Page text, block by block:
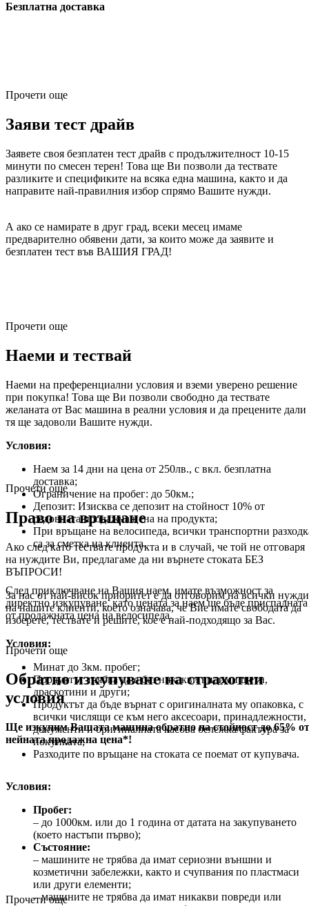
Безплатна доставка
Прочети още
Заяви тест драйв
Заявете своя безплатен тест драйв с продължителност 10-15
минути по смесен терен! Това ще Ви позволи да тествате
разликите и спецификите на всяка една машина, както и да
направите най-правилния избор спрямо Вашите нужди.
А ако се намирате в друг град, всеки месец имаме
предварително обявени дати, за които може да заявите и
безплатен тест във ВАШИЯ ГРАД!
Прочети още
Наеми и тествай
Наеми на преференциални условия и вземи уверено решение
при покупка! Това ще Ви позволи свободно да тествате
желаната от Вас машина в реални условия и да прецените дали
тя ще задоволи Вашите нужди.
Условия:
Наем за 14 дни на цена от 250лв., с вкл. безплатна
доставка;
Ограничение на пробег: до 50км.;
Депозит: Изисква се депозит на стойност 10% от
редовната продажна цена на продукта;
При връщане на велосипеда, всички транспортни
са за сметка на клиента.
След приключване на Вашия наем, имате възможност за
директно изкупуване, като цената за наем ще бъде приспадната
от продажната цена на велосипеда.
Прочети още
Право на връщане
Ако след като тествате продукта и в случай, че той не отговаря
на нуждите Ви, предлагаме да ни върнете стоката БЕЗ
ВЪПРОСИ!
За нас от най-висок приоритет е да отговорим на всички нужди
на нашите клиенти, което означава, че Вие имате свободата да
изберете, тествате и решите, кое е най-подходящо за Вас.
Условия:
Минат до 3км. пробег;
Продуктът трябва да е без никакви видими щети,
драскотини и други;
Продуктът да бъде върнат с оригиналната му опаковка, с
всички числящи се към него аксесоари, принадлежности,
документи и оригиналната касова бележка/фактура за
покупката;
Разходите по връщане на стоката се поемат от купувача.
Прочети още
Обратно изкупуване на страхотни
условия
Ще изкупим Вашата машина обратно на стойност до 65% от
нейната продажна цена*!
Условия:
Пробег:
– до 1000км. или до 1 година от датата на закупуването
(което настъпи първо);
Състояние:
– машините не трябва да имат сериозни външни и
козметични забележки, както и счупвания по пластмаси
или други елементи;
– машините не трябва да имат никакви повреди или
Прочети още